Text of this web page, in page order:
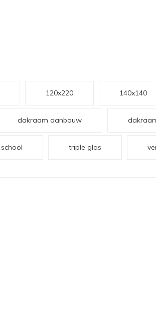
120x220 140x140
dakraam aanbouw
school triple glas